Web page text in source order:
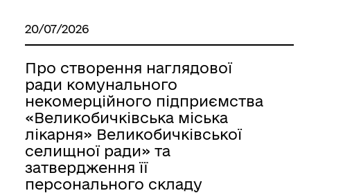
20/07/2026
Про створення наглядової
ради комунального
некомерційного підприємства
«Великобичківська міська
лікарня» Великобичківської
селищної ради» та
затвердження її
персонального складу